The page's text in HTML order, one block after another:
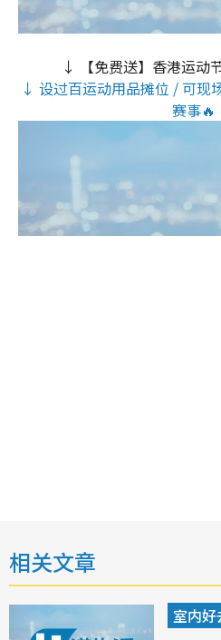
↓ 【免费送】香港运动
↓ 设过百运动用品摊位 / 可现
赛事🔥
相关文章
室内好